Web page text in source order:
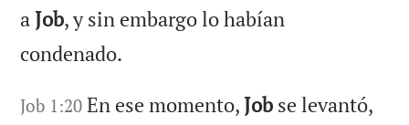
aJob, y sin embargo lo habían
condenado.
Job 1:20 En ese momento,Job se levantó,